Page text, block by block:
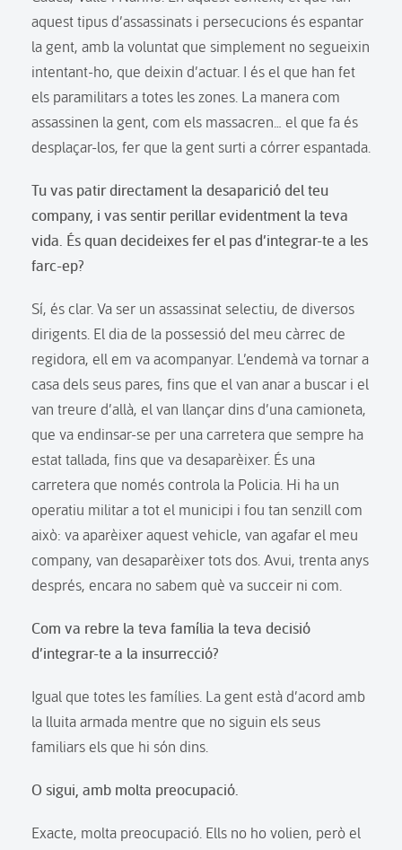
aquest tipus d’assassinats i persecucions és espantar
la gent, amb la voluntat que simplement no segueixin
intentant-ho, que deixin d’actuar. I és el que han fet
els paramilitars a totes les zones. La manera com
assassinen la gent, com els massacren… el que fa és
desplaçar-los, fer que la gent surti a córrer espantada.
Tu vas patir directament la desaparició del teu
company, i vas sentir perillar evidentment la teva
vida. És quan decideixes fer el pas d’integrar-te a les
farc-ep?
Sí, és clar. Va ser un assassinat selectiu, de diversos
dirigents. El dia de la possessió del meu càrrec de
regidora, ell em va acompanyar. L’endemà va tornar a
casa dels seus pares, fins que el van anar a buscar i el
van treure d’allà, el van llançar dins d’una camioneta,
que va endinsar-se per una carretera que sempre ha
estat tallada, fins que va desaparèixer. És una
carretera que només controla la Policia. Hi ha un
operatiu militar a tot el municipi i fou tan senzill com
això: va aparèixer aquest vehicle, van agafar el meu
company, van desaparèixer tots dos. Avui, trenta anys
després, encara no sabem què va succeir ni com.
Com va rebre la teva família la teva decisió
d’integrar-te a la insurrecció?
Igual que totes les famílies. La gent està d’acord amb
la lluita armada mentre que no siguin els seus
familiars els que hi són dins.
O sigui, amb molta preocupació.
Exacte, molta preocupació. Ells no ho volien, però el